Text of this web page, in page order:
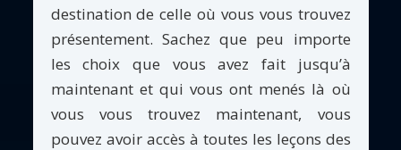
destination de celle où vous vous trouvez
présentement. Sachez que peu importe
les choix que vous avez fait jusqu’à
maintenant et qui vous ont menés là où
vous vous trouvez maintenant, vous
pouvez avoir accès à toutes les leçons des